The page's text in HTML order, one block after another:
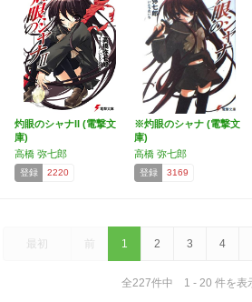
灼眼のシャナII (電撃文
庫)
高橋 弥七郎
登録 2220
※灼眼のシャナ (電撃文
庫)
高橋 弥七郎
登録 3169
最初 前 1 2 3 4
全227件中 1 - 20 件を表